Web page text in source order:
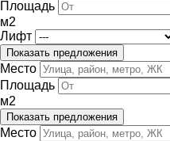
Площадь
м2
Лифт
Место
Площадь
м2
Место